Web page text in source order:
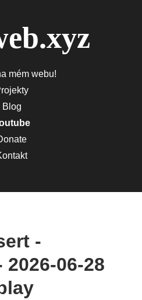
mém webu!
Blog
-
2026-06-28